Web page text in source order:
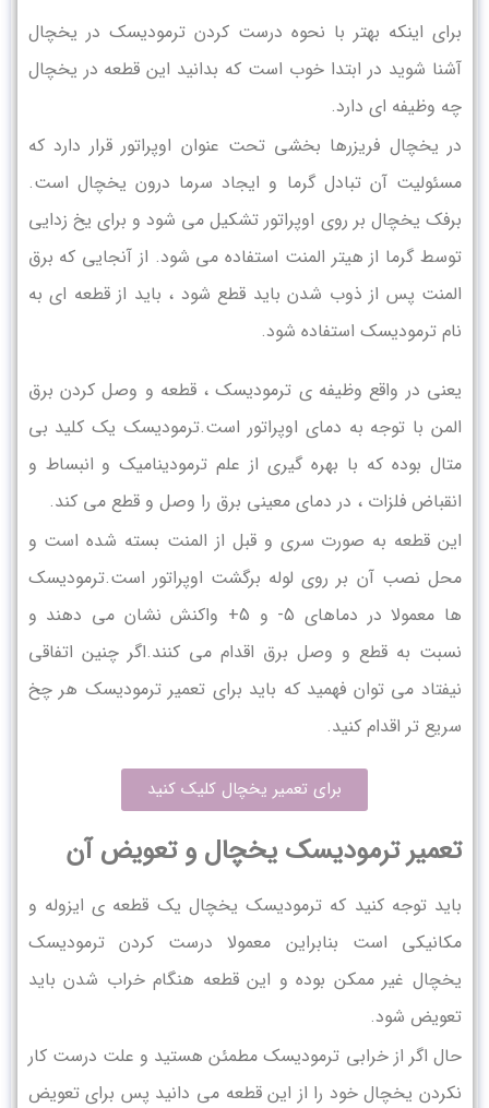
برای اینکه بهتر با نحوه درست کردن ترمودیسک در یخچال
آشنا شوید در ابتدا خوب است که بدانید این قطعه در یخچال
چه وظیفه ای دارد.
در یخچال فریزرها بخشی تحت عنوان اوپراتور قرار دارد که
مسئولیت آن تبادل گرما و ایجاد سرما درون یخچال است.
برفک یخچال بر روی اوپراتور تشکیل می شود و برای یخ زدایی
توسط گرما از هیتر المنت استفاده می شود. از آنجایی که برق
المنت پس از ذوب شدن باید قطع شود ، باید از قطعه ای به
نام ترمودیسک استفاده شود.
یعنی در واقع وظیفه ی ترمودیسک ، قطعه و وصل کردن برق
المن با توجه به دمای اوپراتور است.ترمودیسک یک کلید بی
متال بوده که با بهره گیری از علم ترمودینامیک و انبساط و
انقباض فلزات ، در دمای معینی برق را وصل و قطع می کند.
این قطعه به صورت سری و قبل از المنت بسته شده است و
محل نصب آن بر روی لوله برگشت اوپراتور است.ترمودیسک
ها معمولا در دماهای 5- و 5+ واکنش نشان می دهند و
نسبت به قطع و وصل برق اقدام می کنند.اگر چنین اتفاقی
نیفتاد می توان فهمید که باید برای تعمیر ترمودیسک هر چخ
سریع تر اقدام کنید.
برای تعمیر یخچال کلیک کنید
تعمیر ترمودیسک یخچال و تعویض آن
باید توجه کنید که ترمودیسک یخچال یک قطعه ی ایزوله و
مکانیکی است بنابراین معمولا درست کردن ترمودیسک
یخچال غیر ممکن بوده و این قطعه هنگام خراب شدن باید
تعویض شود.
حال اگر از خرابی ترمودیسک مطمئن هستید و علت درست کار
نکردن یخچال خود را از این قطعه می دانید پس برای تعویض